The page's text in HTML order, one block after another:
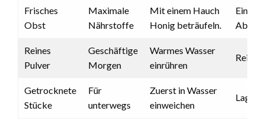
Frisches
Obst
Maximale
Nährstoffe
Mit einem Hauch
Honig beträufeln.
Reines
Pulver
Geschäftige
Morgen
Warmes Wasser
einrühren
Getrocknete
Stücke
Für
unterwegs
Zuerst in Wasser
einweichen